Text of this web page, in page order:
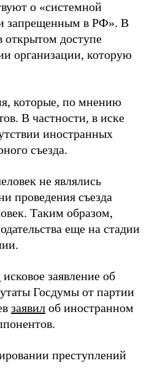
о «системной
запрещенным в РФ». В
открытом доступе
организации, которую
которые, по мнению
В частности, в иске
иностранных
съезда.
не являлись
проведения съезда
Таким образом,
еще на стадии
исковое заявление об
Госдумы от партии
заявил об иностранном
преступлений